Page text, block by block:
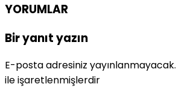
YORUMLAR
Bir yanıt yazın
E-posta adresiniz yayınlanmayacak.
ile işaretlenmişlerdir